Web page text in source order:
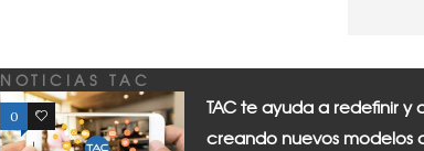
NOTICIAS TAC
0 0
TAC te ayuda a redefinir
creando nuevos modelos